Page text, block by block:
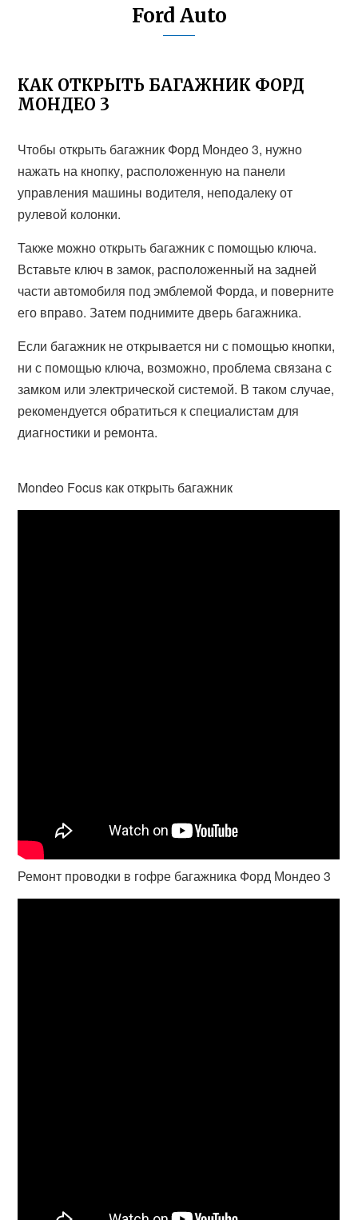
Ford Auto
КАК ОТКРЫТЬ БАГАЖНИК ФОРД
МОНДЕО 3
Чтобы открыть багажник Форд Мондео 3, нужно
нажать на кнопку, расположенную на панели
управления машины водителя, неподалеку от
рулевой колонки.
Также можно открыть багажник с помощью ключа.
Вставьте ключ в замок, расположенный на задней
части автомобиля под эмблемой Форда, и поверните
его вправо. Затем поднимите дверь багажника.
Если багажник не открывается ни с помощью кнопки,
ни с помощью ключа, возможно, проблема связана с
замком или электрической системой. В таком случае,
рекомендуется обратиться к специалистам для
диагностики и ремонта.
Mondeo Focus как открыть багажник
Ремонт проводки в гофре багажника Форд Мондео 3